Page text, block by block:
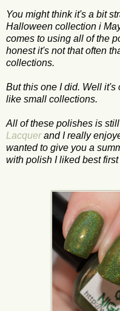
You might think it's a bit
Halloween collection i
comes to using all of the
honest it's not that often
collections.
But this one I did. Well
like small collections.
All of these polishes is
Lacquerand I really
wanted to give you a
with polish I liked best